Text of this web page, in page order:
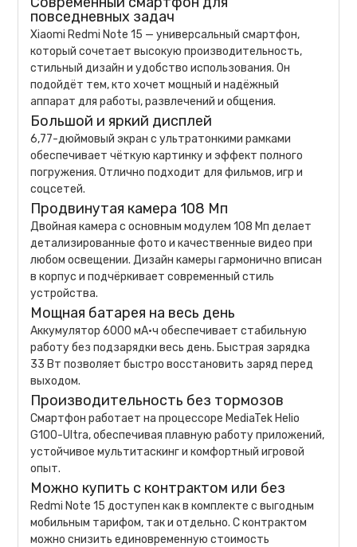
повседневных задач
Xiaomi Redmi Note 15 — универсальный смартфон,
который сочетает высокую производительность,
стильный дизайн и удобство использования. Он
подойдёт тем, кто хочет мощный и надёжный
аппарат для работы, развлечений и общения.
Большой и яркий дисплей
6,77-дюймовый экран с ультратонкими рамками
обеспечивает чёткую картинку и эффект полного
погружения. Отлично подходит для фильмов, игр и
соцсетей.
Продвинутая камера 108 Мп
Двойная камера с основным модулем 108 Мп делает
детализированные фото и качественные видео при
любом освещении. Дизайн камеры гармонично вписан
в корпус и подчёркивает современный стиль
устройства.
Мощная батарея на весь день
Аккумулятор 6000 мА·ч обеспечивает стабильную
работу без подзарядки весь день. Быстрая зарядка
33 Вт позволяет быстро восстановить заряд перед
выходом.
Производительность без тормозов
Смартфон работает на процессоре MediaTek Helio
G100-Ultra, обеспечивая плавную работу приложений,
устойчивое мультитаскинг и комфортный игровой
опыт.
Можно купить с контрактом или без
Redmi Note 15 доступен как в комплекте с выгодным
мобильным тарифом, так и отдельно. С контрактом
можно снизить единовременную стоимость